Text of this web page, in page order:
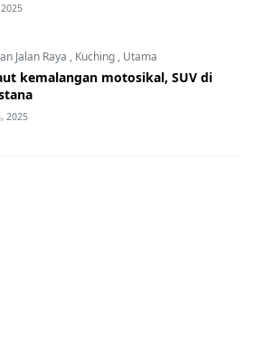
Jalan Raya , Kuching , Utama
kemalangan motosikal, SUV di
2025